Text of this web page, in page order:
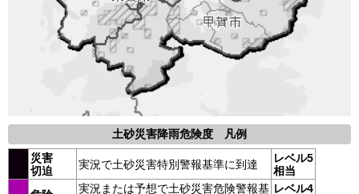
土砂災害降雨危険度 凡例
災害
切迫
実況で土砂災害特別警報基準に到達
レベル5
相当
実況または予想で土砂災害危険警報基 レベル4